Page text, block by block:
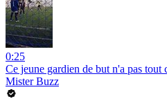
0:25
Ce jeune gardien de but n'a pas
Mister Buzz